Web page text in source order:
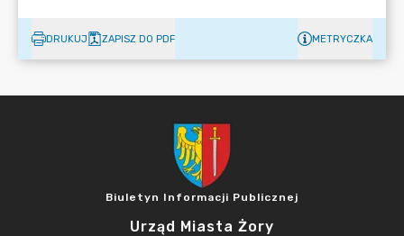
DRUKUJ ZAPISZ DO PDF METRYCZKA
Biuletyn Informacji Publicznej
Urząd Miasta Żory